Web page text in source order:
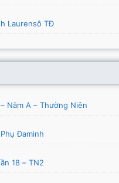
Laurensô TĐ
Năm A – Thường Niên
Đaminh
18 – TN2